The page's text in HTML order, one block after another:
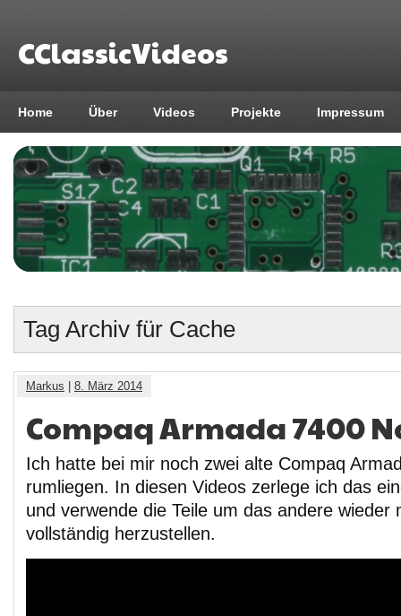
CClassicVideos
Home Über Videos Projekte Impressum
Tag Archiv für Cache
Markus 8. März 2014
Compaq Armada 7400
Ich hatte bei mir noch zwei alte Compaq
rumliegen. In diesen Videos zerlege ich das
und verwende die Teile um das andere wieder
vollständig herzustellen.